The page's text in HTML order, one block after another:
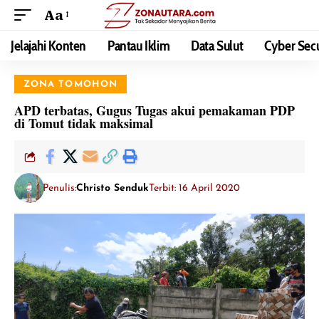
Aa
Jelajahi Konten Pantau Iklim Data Sulut Cyber
ZONA TOMOHON
APD terbatas, Gugus Tugas akui pemakaman PDP
di Tomut tidak maksimal
Penulis:Christo SendukTerbit: 16 April 2020